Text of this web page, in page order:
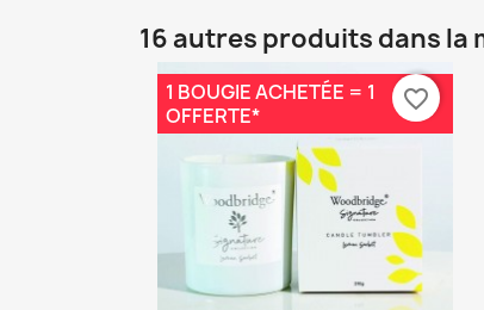
16 autres produits dans la
1 BOUGIE ACHETÉE = 1
OFFERTE*
favorite_border